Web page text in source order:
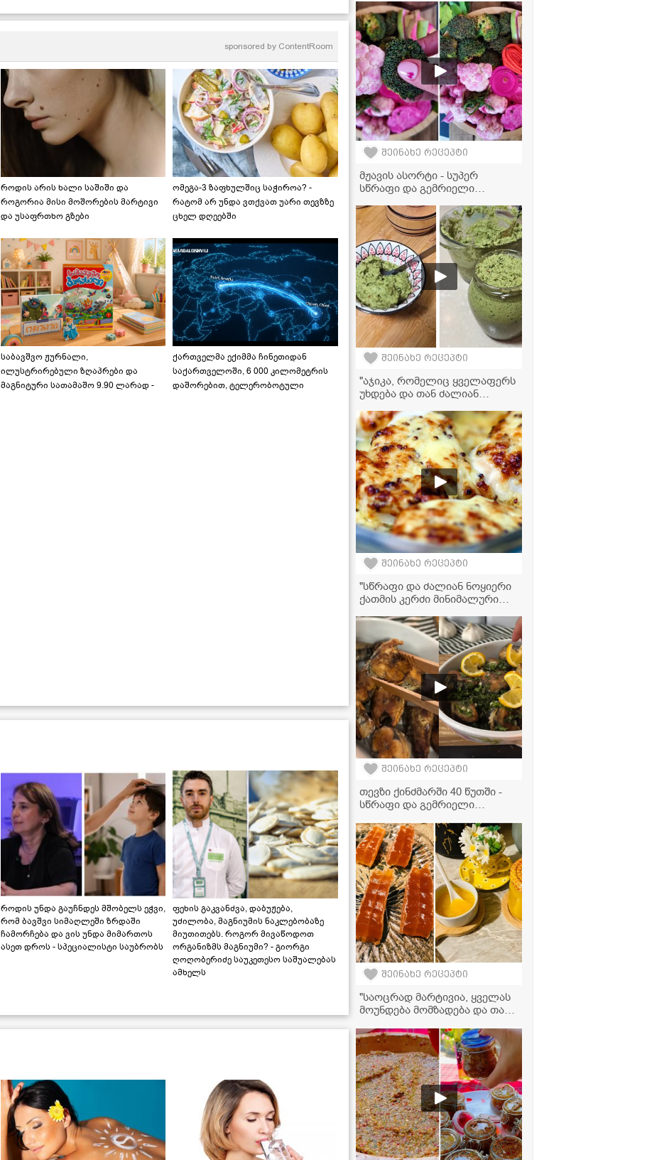
შეძლებთ
sponsored by ContentRoom
როდის არის ხალი საშიში და
როგორია მისი მოშორების მარტივი
და უსაფრთხო გზები
ომეგა-3 ზაფხულშიც საჭიროა? -
რატომ არ უნდა ვთქვათ უარი თევზზე
ცხელ დღეებში
საბავშვო ჟურნალი,
ილუსტრირებული ზღაპრები და
მაგნიტური სათამაშო 9.90 ლარად -
ქართველმა ექიმმა ჩინეთიდან
საქართველოში, 6 000 კილომეტრის
დაშორებით, ტელერობოტული
როდის უნდა გაუჩნდეს მშობელს ეჭვი,
რომ ბავშვი სიმაღლეში ზრდაში
ჩამორჩება და ვის უნდა მიმართოს
ასეთ დროს - სპეციალისტი საუბრობს
ფეხის გაკვანძვა, დაბუჟება,
უძილობა, მაგნიუმის ნაკლებობაზე
მიუთითებს. როგორ მივაწოდოთ
ორგანიზმს მაგნიუმი? - გიორგი
ღოღობერიძე საუკეთესო საშუალებას
ამხელს
რეცეპტი
შეინახე რეცეპტი
მჟავის ასორტი - სუპერ
სწრაფი და გემრიელი
შეინახე რეცეპტი
"აჯიკა, რომელიც ყველაფერს
უხდება და თან ძალიან
გურული აჯიკის რეცეპტი
ნიგვზით
შეინახე რეცეპტი
"სწრაფი და ძალიან ნოყიერი
ქათმის კერძი მინიმალური
მკითხველის ვიდეორეცეპტი
შეინახე რეცეპტი
თევზი ქინძმარში 40 წუთში -
სწრაფი და გემრიელი
შეინახე რეცეპტი
"საოცრად მარტივია, ყველას
მოუნდება მომზადება და თან
ფორთოხლის მარმელადის
და ჯემის რეცეპტი